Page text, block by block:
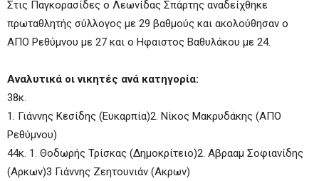
Στις Παγκορασίδες ο Λεωνίδας Σπάρτης αναδείχθηκε
πρωταθλητής σύλλογος με 29 βαθμούς και ακολούθησαν ο
ΑΠΟ Ρεθύμνου με 27 και ο Ηφαιστος Βαθυλάκου με 24.
Αναλυτικά οι νικητές ανά κατηγορία:
38κ.
1. Γιάννης Κεσίδης (Ευκαρπία)2. Νίκος Μακρυδάκης (ΑΠΟ
Ρεθύμνου)
44κ. 1. Θοδωρής Τρίσκας (Δημοκρίτειο)2. Αβρααμ Σοφιανίδης
(Αρκων)3 Γιάννης Ζεητουνιάν (Ακρων)